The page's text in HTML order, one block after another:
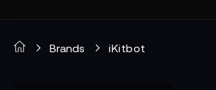
Brands iKitbot